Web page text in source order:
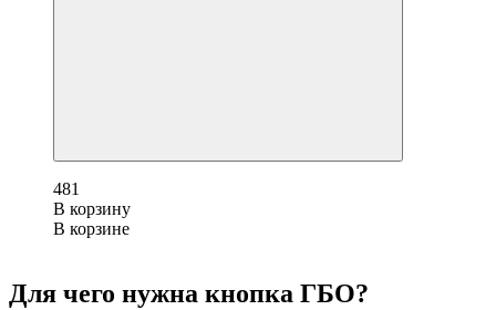
481
В корзину
В корзине
Для чего нужна кнопка ГБО?